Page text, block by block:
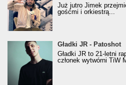
Już jutro Jimek
gośćmi i orkiestrą...
Gładki JR - Patoshot
Gładki JR - Patoshot
Gładki JR to 21-letni
członek wytwórni TiW